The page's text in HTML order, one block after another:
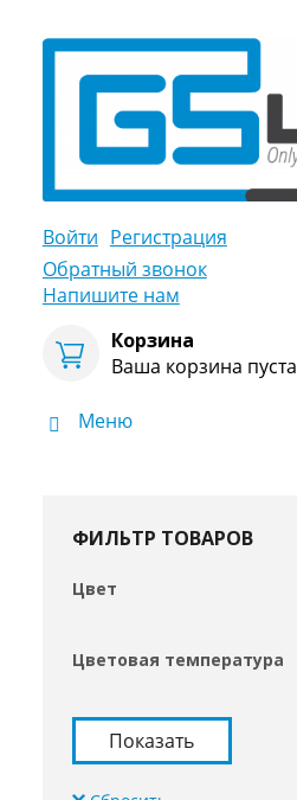
Войти Регистрация
Обратный звонок
Напишите нам
Корзина
Ваша корзина пуста
Меню
ФИЛЬТР ТОВАРОВ
Цвет
Цветовая температура